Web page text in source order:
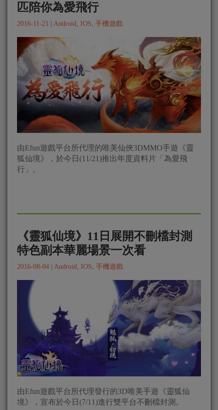
匹陪你為愛飛行
2016-11-21 Android IOS 手機遊戲
由Efun遊戲平台所代理的唯美仙俠3DMMO手遊《靈
狐仙境》，於今日(11/21)推出年度資料片「為愛飛
行」。
《靈狐仙境》11日展開不刪檔封測
特色副本華麗場景一次看
2016-08-04 Android, IOS, 手機遊戲
由Efun遊戲平台所代理發行的3D唯美手遊《靈狐仙
境》，宣布於今日(7/11)進行雙平台不刪檔封測。